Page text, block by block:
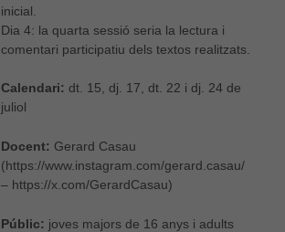
inicial.
Dia 4: la quarta sessió seria la lectura i
comentari participatiu dels textos realitzats.
Calendari: dt. 15, dj. 17, dt. 22 i dj. 24 de
juliol
Docent: Gerard Casau
(https://www.instagram.com/gerard.casau/
– https://x.com/GerardCasau)
Públic: joves majors de 16 anys i adults